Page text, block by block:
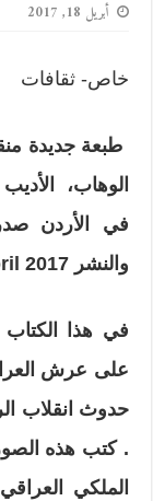
أبريل 18, 2017
خاص- ثقافات
طبعة جديدة
الوهاب،
في الأردن
والنشر2017
في هذا الكتاب
على عرش
حدوث انقلاب
. كتب هذه
الملكي